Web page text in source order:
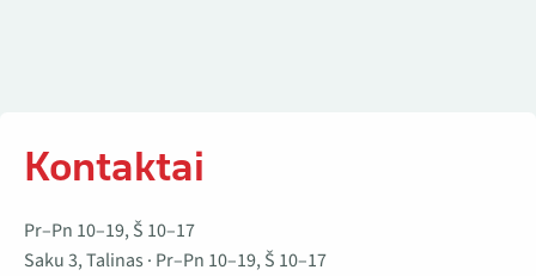
Kontaktai
Pr–Pn 10–19, Š 10–17
Saku 3, Talinas · Pr–Pn 10–19, Š 10–17